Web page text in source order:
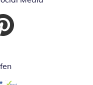
FensterFenster
in neuem Fenster